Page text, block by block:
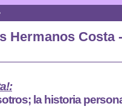
Hermanos Costa
la historia